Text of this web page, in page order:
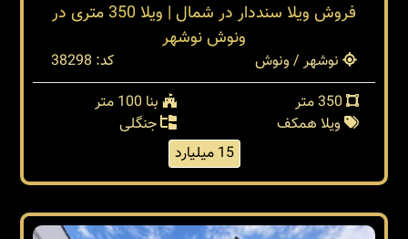
فروش ویلا سنددار در شمال | ویلا 350 متری در
ونوش نوشهر
نوشهر / ونوش
کد: 38298
بنا 100 متر
ویلا همکف
جنگلی
15 میلیارد